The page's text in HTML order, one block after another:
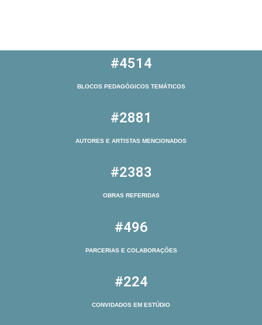
#4514
BLOCOS PEDAGÓGICOS TEMÁTICOS
#2881
AUTORES E ARTISTAS MENCIONADOS
#2383
OBRAS REFERIDAS
#496
PARCERIAS E COLABORAÇÕES
#224
CONVIDADOS EM ESTÚDIO